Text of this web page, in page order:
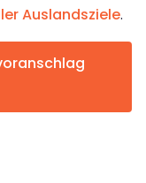
Auslandsziele.